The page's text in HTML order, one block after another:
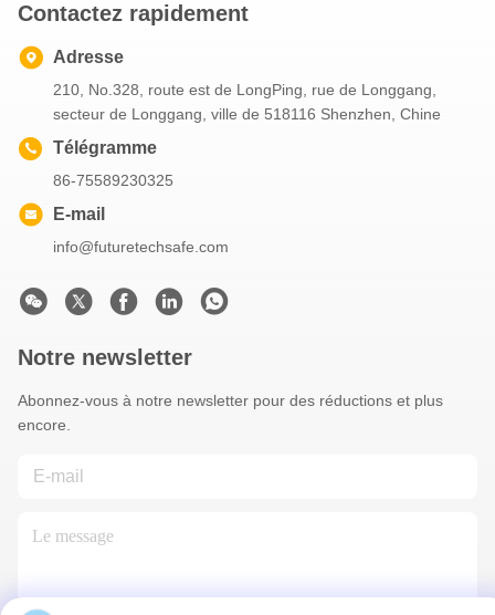
Contactez rapidement
Adresse
210, No.328, route est de LongPing, rue de Longgang,
secteur de Longgang, ville de 518116 Shenzhen, Chine
Télégramme
86-75589230325
E-mail
info@futuretechsafe.com
Notre newsletter
Abonnez-vous à notre newsletter pour des réductions et plus
encore.